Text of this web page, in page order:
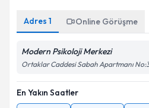
Adres 1 Online Görüşme
Modern Psikoloji Merkezi
Ortaklar Caddesi Sabah Apartmanı
En Yakın Saatler